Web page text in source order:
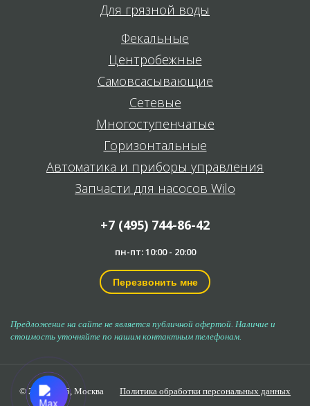
Для грязной воды
Фекальные
Центробежные
Самовсасывающие
Сетевые
Многоступенчатые
Горизонтальные
Автоматика и приборы управления
Запчасти для насосов Wilo
+7 (495) 744-86-42
пн-пт: 10:00 - 20:00
Перезвонить мне
Предложение на сайте не является публичной офертой. Наличие и
стоимость уточняйте по нашим контактным телефонам.
© 2006-2026, Москва
Политика обработки персональных данных